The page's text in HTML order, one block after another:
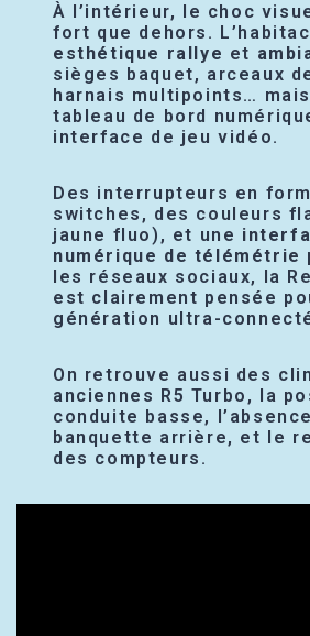
À l’intérieur, le choc
fort que dehors.
esthétique rallye et
sièges baquet, arceaux
harnais multipoints…
tableau de bord
interface de jeu vidéo.
Des interrupteurs en
switches, des couleurs
jaune fluo), et une
numérique de télémétrie
les réseaux sociaux, la
est clairement pensée
génération ultra-
On retrouve aussi des
anciennes R5 Turbo, la
conduite basse,
banquette arrière, et le
des compteurs.